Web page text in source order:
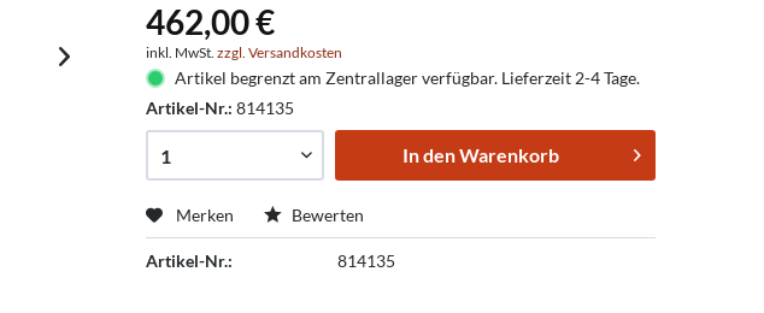
462,00 €
inkl. MwSt.zzgl. Versandkosten
Artikel begrenzt am Zentrallager verfügbar. Lieferzeit 2-4 Tage.
Artikel-Nr.:814135
In denWarenkorb
Merken Bewerten
Artikel-Nr.: 814135